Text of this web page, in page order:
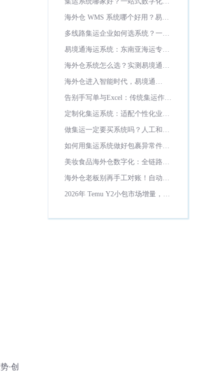
·创
海外仓 WMS 系统哪个好用？易境
多线路集运企业如何选系统？一站
统
易境通海运系统：东南亚海运专线
海外仓系统怎么选？实测易境通
超一半海外仓都在用！
海外仓进入智能时代，易境通
标准？
告别手写单与Excel：传统集运作坊
定制化集运系统：适配个性化业
做集运一定要买系统吗？人工和系
如何用集运系统做好包裹异常件管
美妆食品海外仓数字化：全链路保
海外仓老板别再手工对账！自动计
2026年 Temu Y2小包市场增量，货